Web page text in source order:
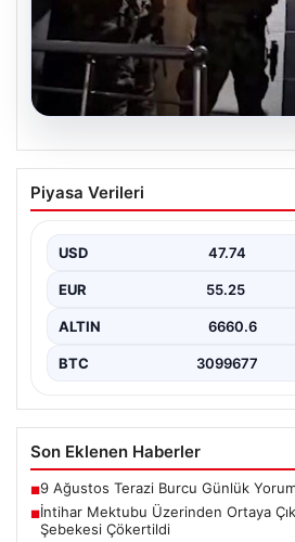
İntihar Mektubu
Çıkan Milyarlık Tefecilik
Elazığ'da, tefecilere olan
büyük çaplı…
Piyasa Verileri
USD 47.74
EUR 55.25
ALTIN 6660.6
BTC 3099677
Son Eklenen Haberler
■9 Ağustos Terazi Burcu Günlük
■İntihar Mektubu Üzerinden Ortaya
Şebekesi Çökertildi